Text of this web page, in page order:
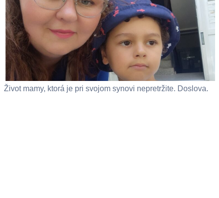
Život mamy, ktorá je pri svojom synovi nepretržite. Doslova.